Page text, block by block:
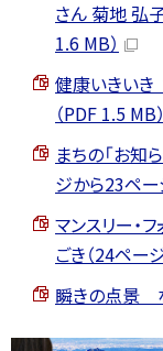
さん 菊地 弘子
1.6 MB）
健康いきいき
（PDF 1.5 MB）
まちの「お知
ジから23ペー
マンスリー・
ごき（24ペー
瞬きの点景 な